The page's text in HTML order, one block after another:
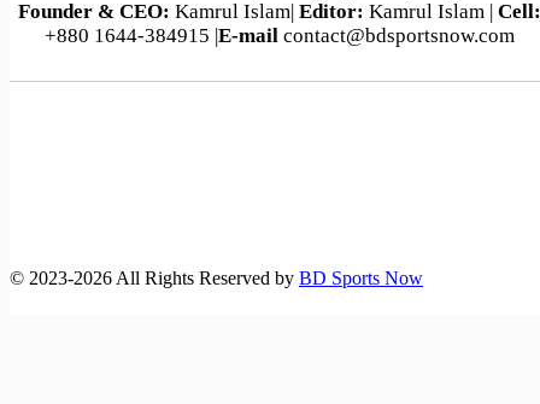
Founder & CEO: Kamrul Islam| Editor: Kamrul Islam | Cell:
+880 1644-384915 |E-mail contact@bdsportsnow.com
©️ 2023-2026 All Rights Reserved by BD Sports Now